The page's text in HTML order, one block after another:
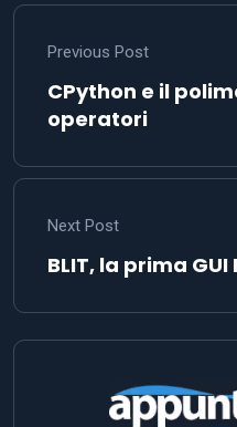
Previous Post
CPython e il
operatori
Next Post
BLIT, la prima